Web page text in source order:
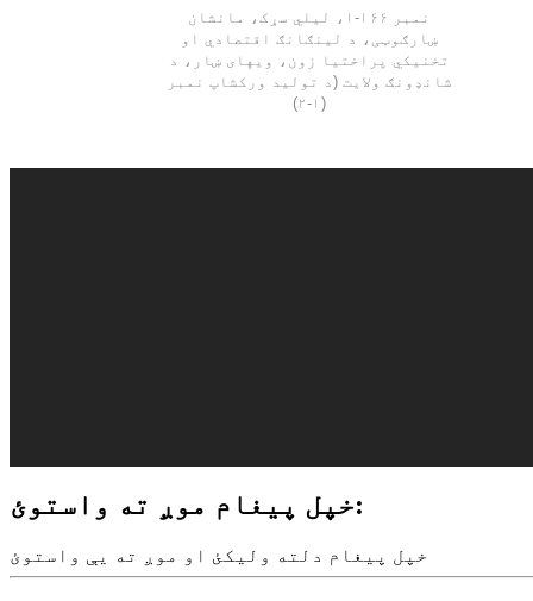
نمبر ۱۶۶-۱، لیلي سړک، مانشان
ښارګوټی، د لینګانګ اقتصادي او
تخنیکي پراختیا زون، ویهای ښار، د
شانډونګ ولایت (د تولید ورکشاپ نمبر
۱-۲))
خپل پیغام موږ ته واستوئ:
خپل پیغام دلته ولیکئ او موږ ته یې واستوئ